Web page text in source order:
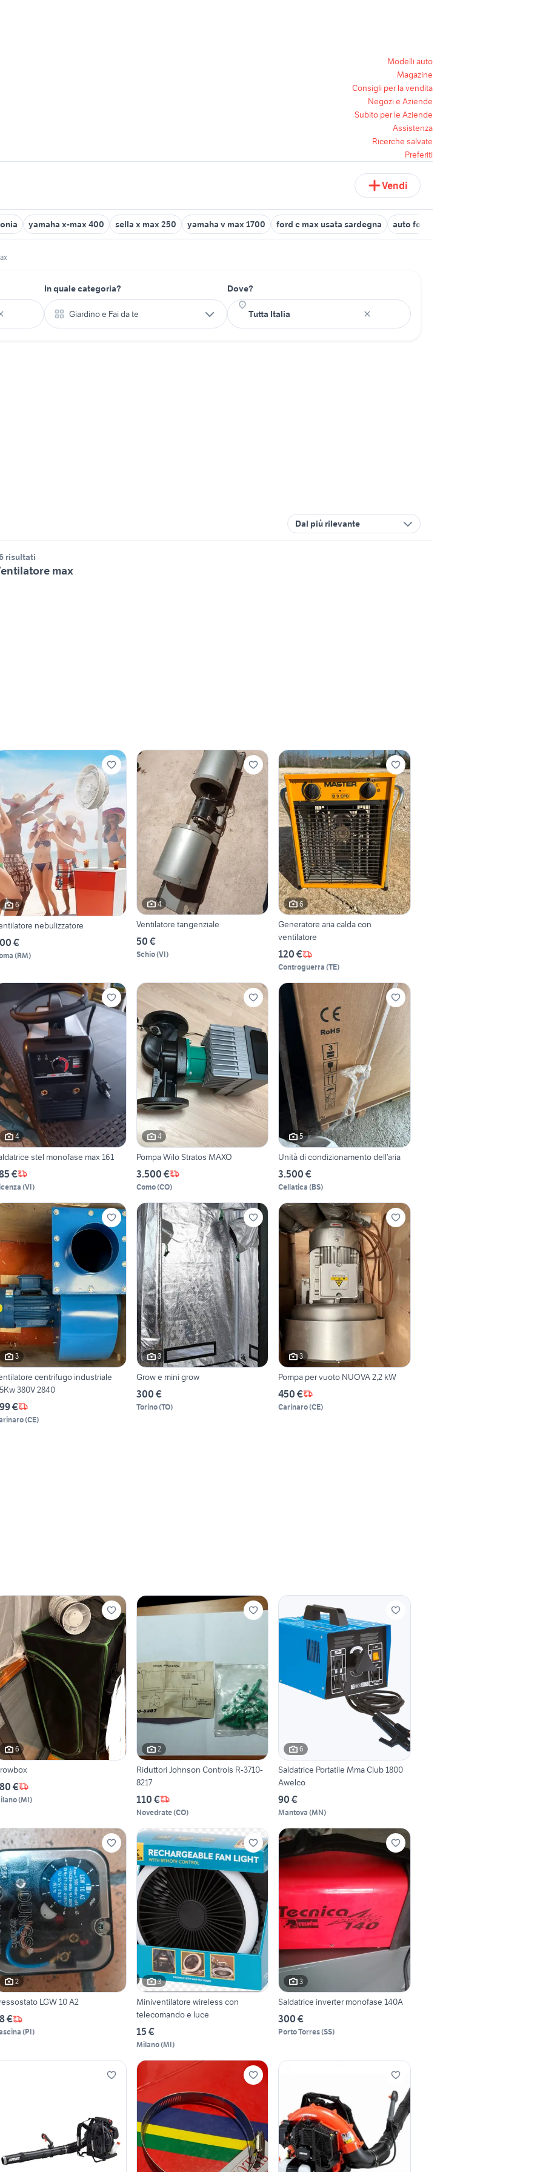
Modelli auto
Magazine
Consigli per la vendita
Negozi e Aziende
Subito per le Aziende
Assistenza
Ricerche salvate
Preferiti
Vendi
yamaha x-max 400 sella x max 250 yamaha v max 1700 ford c max usata sardegna auto ford s max Emilia Romagna
In quale categoria?
Giardino e Fai da te
Dove?
Dal più rilevante
risultati
max
6
nebulizzatore
€
(RM)
4
Ventilatore tangenziale
50 €
Schio(VI)
6
Generatore aria calda con
ventilatore
120 €
Controguerra (TE)
4
stel monofase max 161
€
(VI)
4
Pompa Wilo Stratos MAXO
3.500 €
Como(CO)
5
Unità di condizionamento dell’aria
3.500 €
Cellatica (BS)
3
centrifugo industriale
380V 2840
€
(CE)
3
Grow e mini grow
300 €
Torino(TO)
3
Pompa per vuoto NUOVA 2,2 kW
450 €
Carinaro(CE)
6
€
(MI)
2
Riduttori Johnson Controls R-3710-
8217
110 €
Novedrate(CO)
6
Saldatrice Portatile Mma Club 1800
Awelco
90 €
Mantova (MN)
2
LGW 10 A2
€
(PI)
3
Miniventilatore wireless con
telecomando e luce
15 €
Milano(MI)
3
Saldatrice inverter monofase 140A
300 €
Porto Torres(SS)